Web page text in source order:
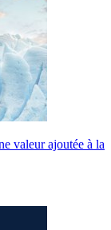
valeur ajoutée à la